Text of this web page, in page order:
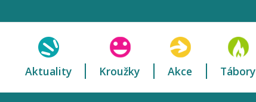
Aktuality Kroužky Akce Tábory